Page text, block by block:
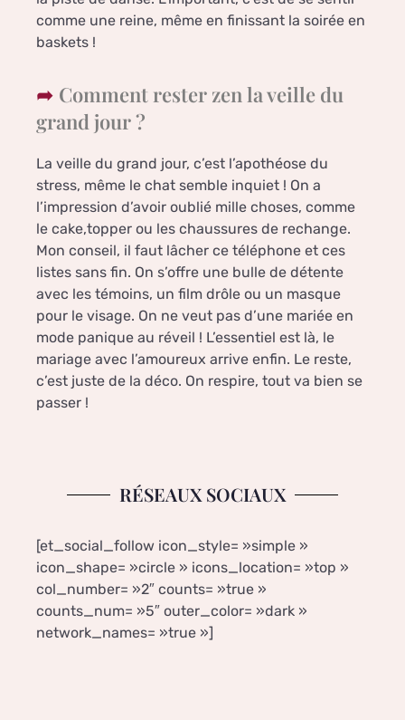
comme une reine, même en finissant la soirée en
baskets !
Comment rester zen la veille du
grand jour ?
La veille du grand jour, c’est l’apothéose du
stress, même le chat semble inquiet ! On a
l’impression d’avoir oublié mille choses, comme
le cake,topper ou les chaussures de rechange.
Mon conseil, il faut lâcher ce téléphone et ces
listes sans fin. On s’offre une bulle de détente
avec les témoins, un film drôle ou un masque
pour le visage. On ne veut pas d’une mariée en
mode panique au réveil ! L’essentiel est là, le
mariage avec l’amoureux arrive enfin. Le reste,
c’est juste de la déco. On respire, tout va bien se
passer !
RÉSEAUX SOCIAUX
[et_social_follow icon_style= »simple »
icon_shape= »circle » icons_location= »top »
col_number= »2″ counts= »true »
counts_num= »5″ outer_color= »dark »
network_names= »true »]